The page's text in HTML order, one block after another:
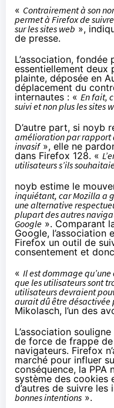
« Contrairement à son
permet à Firefox de
sur les sites web »,
de presse.
L’association,
essentiellement deux
plainte, déposée en
déplacement du
internautes : « En fait,
suivi et non plus les sites
D’autre part, si noyb
amélioration par rapport
invasif», elle ne
dans Firefox 128. «
utilisateurs s’ils
noyb estime le
inquiétant, car Mozilla a
une alternative
plupart des autres
Google ». Comparant
Google,
Firefox un outil de
consentement et
« Il est dommage
que les utilisateurs sont
utilisateurs devraient
aurait dû être
Mikolasch, l’un des
L’association
de force de frappe
navigateurs. Firefox
marché pour influer
conséquence, la PPA
système des cookies
d’autres de suivre les
bonnes intentions ».